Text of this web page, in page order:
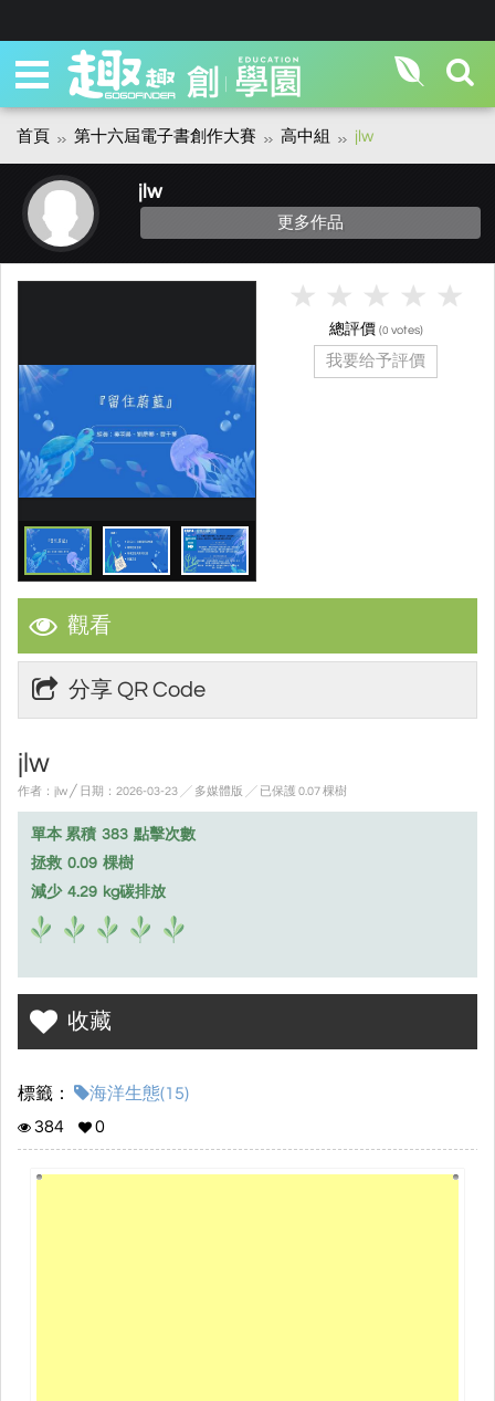
首頁 第十六屆電子書創作大賽 高中組 jlw
jlw
更多作品
觀看
分享 QR Code
jlw
作者：jlw ╱ 日期：2026-03-23 ╱ 多媒體版 ╱ 已保護 0.07 棵樹
單本 累積 383 點擊次數
拯救 0.09 棵樹
減少 4.29 kg碳排放
收藏
標籤：
海洋生態(15)
384
0
總評價 (0 votes)
我要给予評價